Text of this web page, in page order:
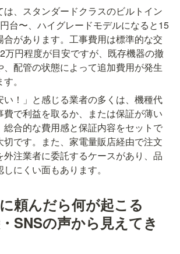
、スタンダードクラスのビルトイン
台〜、ハイグレードモデルになると15
があります。工事費用は標準的な交
万円程度が目安ですが、既存機器の撤
配管の状態によって追加費用が発生
。
い！」と感じる業者の多くは、機種代
費で利益を取るか、または保証が薄い
総合的な費用感と保証内容をセットで
切です。また、家電量販店経由で注文
外注業者に委託するケースがあり、品
にくい面もあります。
頼んだら何が起こる
SNSの声から見えてき